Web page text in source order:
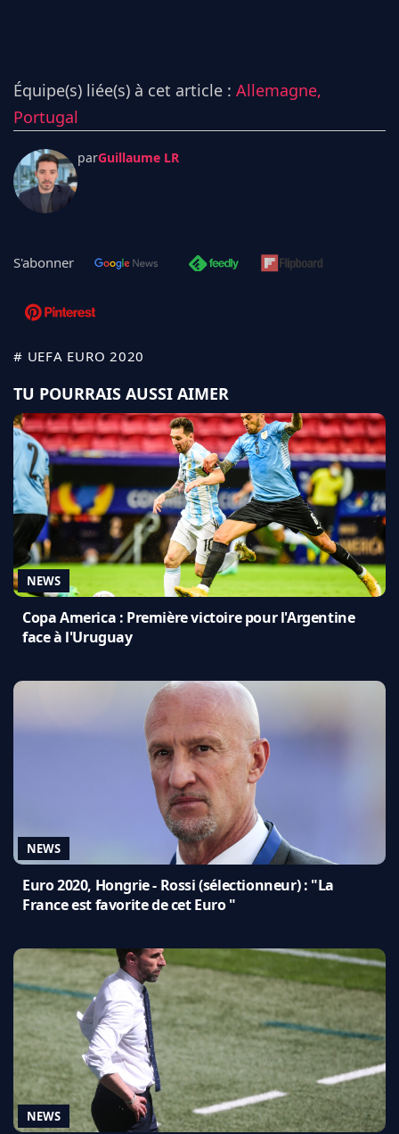
Équipe(s) liée(s) à cet article : Allemagne,
Portugal
parGuillaume LR
S'abonner
# UEFA EURO 2020
TU POURRAIS AUSSI AIMER
NEWS
Copa America : Première victoire pour l'Argentine
face à l'Uruguay
NEWS
Euro 2020, Hongrie - Rossi (sélectionneur) : "La
France est favorite de cet Euro "
NEWS